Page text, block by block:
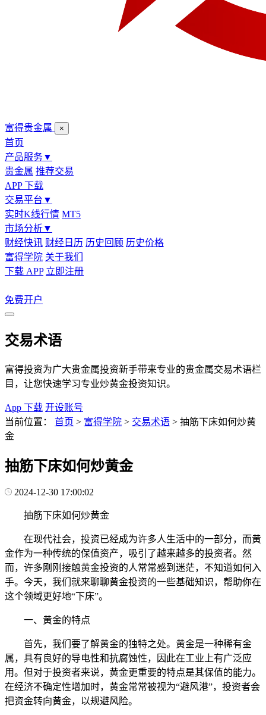
富得贵金属 ×
首页
产品服务▼
贵金属 推荐交易
APP 下载
交易平台 ▼
实时K线行情 MT5
市场分析▼
财经快讯 财经日历 历史回顾 历史价格
富得学院 关于我们
下载 APP 立即注册
免费开户
交易术语
富得投资为广大贵金属投资新手带来专业的贵金属交易术语栏
目，让您快速学习专业炒黄金投资知识。
App 下载 开设账号
当前位置：
首页 > 富得学院 > 交易术语 > 抽筋下床如何炒黄
金
抽筋下床如何炒黄金
2024-12-30 17:00:02
抽筋下床如何炒黄金
在现代社会，投资已经成为许多人生活中的一部分，而黄
金作为一种传统的保值资产，吸引了越来越多的投资者。然
而，许多刚刚接触黄金投资的人常常感到迷茫，不知道如何入
手。今天，我们就来聊聊黄金投资的一些基础知识，帮助你在
这个领域更好地“下床”。
一、黄金的特点
首先，我们要了解黄金的独特之处。黄金是一种稀有金
属，具有良好的导电性和抗腐蚀性，因此在工业上有广泛应
用。但对于投资者来说，黄金更重要的特点是其保值的能力。
在经济不确定性增加时，黄金常常被视为“避风港”，投资者会
把资金转向黄金，以规避风险。